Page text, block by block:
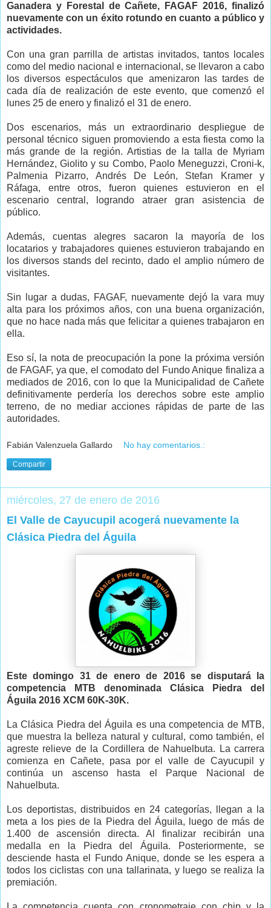
Ganadera y Forestal de Cañete, FAGAF 2016, finalizó
nuevamente con un éxito rotundo en cuanto a público y
actividades.
Con una gran parrilla de artistas invitados, tantos locales
como del medio nacional e internacional, se llevaron a cabo
los diversos espectáculos que amenizaron las tardes de
cada día de realización de este evento, que comenzó el
lunes 25 de enero y finalizó el 31 de enero.
Dos escenarios, más un extraordinario despliegue de
personal técnico siguen promoviendo a esta fiesta como la
más grande de la región. Artistias de la talla de Myriam
Hernández, Giolito y su Combo, Paolo Meneguzzi, Croni-k,
Palmenia Pizarro, Andrés De León, Stefan Kramer y
Ráfaga, entre otros, fueron quienes estuvieron en el
escenario central, logrando atraer gran asistencia de
público.
Además, cuentas alegres sacaron la mayoría de los
locatarios y trabajadores quienes estuvieron trabajando en
los diversos stands del recinto, dado el amplio número de
visitantes.
Sin lugar a dudas, FAGAF, nuevamente dejó la vara muy
alta para los próximos años, con una buena organización,
que no hace nada más que felicitar a quienes trabajaron en
ella.
Eso sí, la nota de preocupación la pone la próxima versión
de FAGAF, ya que, el comodato del Fundo Anique finaliza a
mediados de 2016, con lo que la Municipalidad de Cañete
definitivamente perdería los derechos sobre este amplio
terreno, de no mediar acciones rápidas de parte de las
autoridades.
Fabián Valenzuela Gallardo No hay comentarios.:
Compartir
miércoles, 27 de enero de 2016
El Valle de Cayucupil acogerá nuevamente la
Clásica Piedra del Águila
Este domingo 31 de enero de 2016 se disputará la
competencia MTB denominada Clásica Piedra del
Águila 2016 XCM 60K-30K.
La Clásica Piedra del Águila es una competencia de MTB,
que muestra la belleza natural y cultural, como también, el
agreste relieve de la Cordillera de Nahuelbuta. La carrera
comienza en Cañete, pasa por el valle de Cayucupil y
continúa un ascenso hasta el Parque Nacional de
Nahuelbuta.
Los deportistas, distribuidos en 24 categorías, llegan a la
meta a los pies de la Piedra del Águila, luego de más de
1.400 de ascensión directa. Al finalizar recibirán una
medalla en la Piedra del Águila. Posteriormente, se
desciende hasta el Fundo Anique, donde se les espera a
todos los ciclistas con una tallarinata, y luego se realiza la
premiación.